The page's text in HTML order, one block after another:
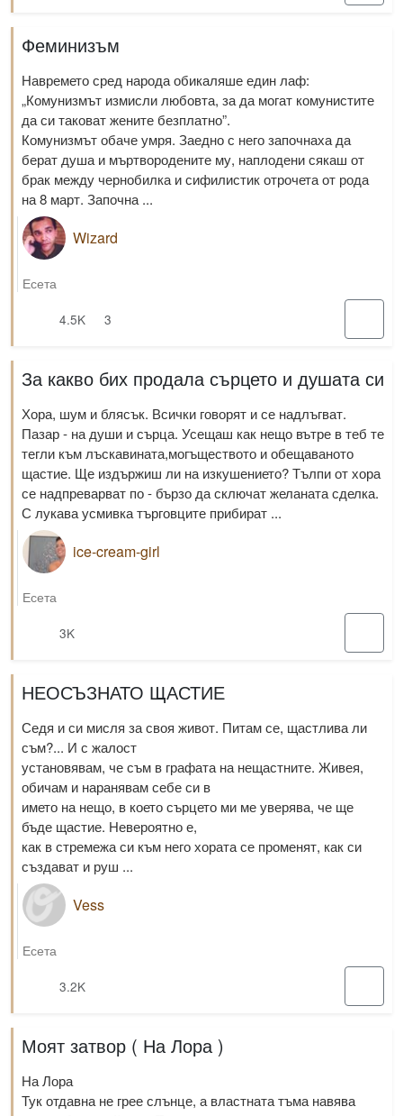
Феминизъм
Навремето сред народа обикаляше един лаф:
„Комунизмът измисли любовта, за да могат комунистите
да си таковат жените безплатно”.
Комунизмът обаче умря. Заедно с него започнаха да
берат душа и мъртвородените му, наплодени сякаш от
брак между чернобилка и сифилистик отрочета от рода
на 8 март. Започна ...
Wizard
Есета
4.5K
3
За какво бих продала сърцето и душата си
Хора, шум и блясък. Всички говорят и се надлъгват.
Пазар - на души и сърца. Усещаш как нещо вътре в теб те
тегли към лъскавината,могъществото и обещаваното
щастие. Ще издържиш ли на изкушението? Тълпи от хора
се надпреварват по - бързо да сключат желаната сделка.
С лукава усмивка търговците прибират ...
ice-cream-girl
Есета
3K
НЕОСЪЗНАТО ЩАСТИЕ
Седя и си мисля за своя живот. Питам се, щастлива ли
съм?... И с жалост
установявам, че съм в графата на нещастните. Живея,
обичам и наранявам себе си в
името на нещо, в което сърцето ми ме уверява, че ще
бъде щастие. Невероятно е,
как в стремежа си към него хората се променят, как си
създават и руш ...
Vess
Есета
3.2K
Моят затвор ( На Лора )
На Лора
Тук отдавна не грее слънце, а властната тъма навява